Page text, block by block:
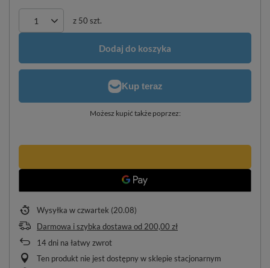
z 50 szt.
Dodaj do koszyka
Możesz kupić także poprzez:
Wysyłka w czwartek (20.08)
Darmowa i szybka dostawa od200,00 zł
14dni na łatwy zwrot
Ten produkt nie jest dostępny w sklepie stacjonarnym